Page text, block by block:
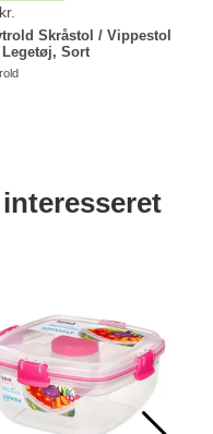
Skråstol / Vippestol
Legetøj, Sort